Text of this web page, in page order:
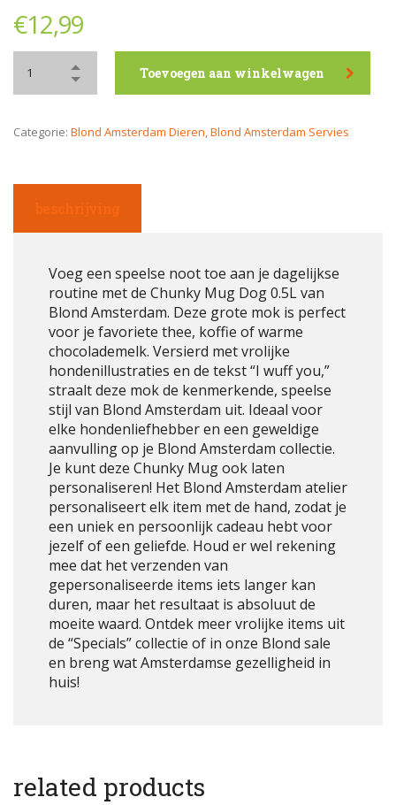
€12,99
Toevoegen aan winkelwagen
Categorie: Blond Amsterdam Dieren,Blond Amsterdam Servies
Voeg een speelse noot toe aan je dagelijkse
routine met de Chunky Mug Dog 0.5L van
Blond Amsterdam. Deze grote mok is perfect
voor je favoriete thee, koffie of warme
chocolademelk. Versierd met vrolijke
hondenillustraties en de tekst “I wuff you,”
straalt deze mok de kenmerkende, speelse
stijl van Blond Amsterdam uit. Ideaal voor
elke hondenliefhebber en een geweldige
aanvulling op je Blond Amsterdam collectie.
Je kunt deze Chunky Mug ook laten
personaliseren! Het Blond Amsterdam atelier
personaliseert elk item met de hand, zodat je
een uniek en persoonlijk cadeau hebt voor
jezelf of een geliefde. Houd er wel rekening
mee dat het verzenden van
gepersonaliseerde items iets langer kan
duren, maar het resultaat is absoluut de
moeite waard. Ontdek meer vrolijke items uit
de “Specials” collectie of in onze Blond sale
en breng wat Amsterdamse gezelligheid in
huis!
related products